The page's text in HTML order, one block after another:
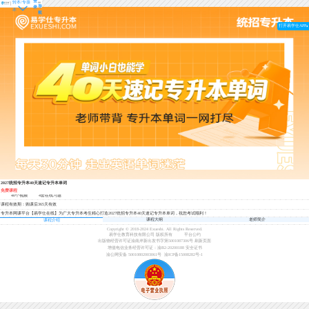
转本/专接
本
登
录导
航
打开易学仕APP
2027统招专升本40天速记专升本单词
免费课程
40个视频
4套在线习题
课程有效期：购课后365天有效
专升本网课平台【易学仕在线】为广大专升本考生精心打造2027统招专升本40天速记专升本单词，祝您考试顺利！
课程介绍
课程大纲 老师简介
Copyright © 2018-2024 Exueshi. All Rights Reserved.
易学仕教育科技有限公司 版权所有
平台公约
出版物经营许可证渝南岸新出发书字第5001087306号 刷新页面
增值电信业务经营许可证：渝B2-20200188 安全证书
渝公网安备 50010802003061号
渝ICP备15008282号-1